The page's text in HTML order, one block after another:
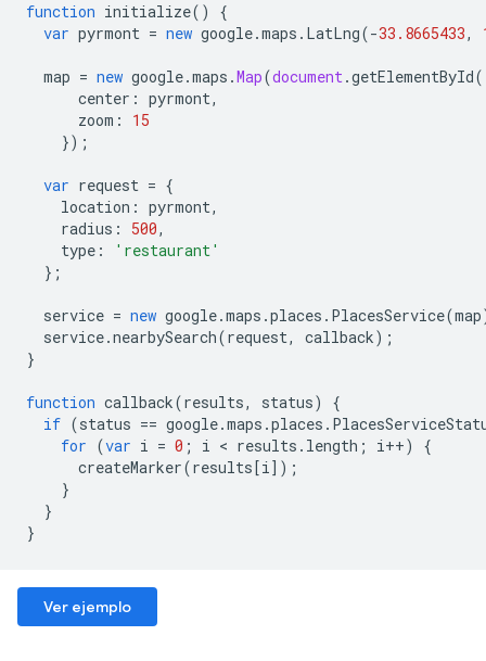
function initialize()
{
var pyrmont = new google.maps . LatLng(-33.8665433,
map = new google.maps .Map(document.getElementById(
center : pyrmont,
zoom :
15
});
var request = {
location : pyrmont,
radius : 500,
type :
'restaurant'
};
service = new google.maps .places . PlacesService(map
service.nearbySearch(request, callback);
}
function callback(results, status)
{
if (status == google.maps .places .
for (var i = 0 ; i < results . length ; i++)
{
createMarker(results[i]);
}
}
}
Ver ejemplo